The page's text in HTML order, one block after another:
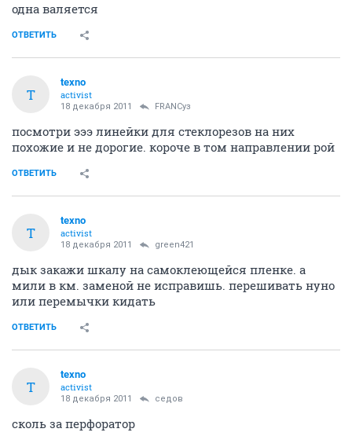
одна валяется
ОТВЕТИТЬ
T
texno
activist
18 декабря 2011 FRANCуз
посмотри эээ линейки для стеклорезов на них
похожие и не дорогие. короче в том направлении рой
ОТВЕТИТЬ
T
texno
activist
18 декабря 2011 green421
дык закажи шкалу на самоклеющейся пленке. а
мили в км. заменой не исправишь. перешивать нуно
или перемычки кидать
ОТВЕТИТЬ
T
texno
activist
18 декабря 2011 седов
сколь за перфоратор